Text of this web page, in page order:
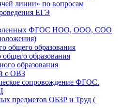
линии» по вопросам
ЕГЭ
ФГОС НОО, ООО, СОО
общего образования
образования
образования
с ОВЗ
сопровождение ФГОС.
предметов ОБЗР и Труд (